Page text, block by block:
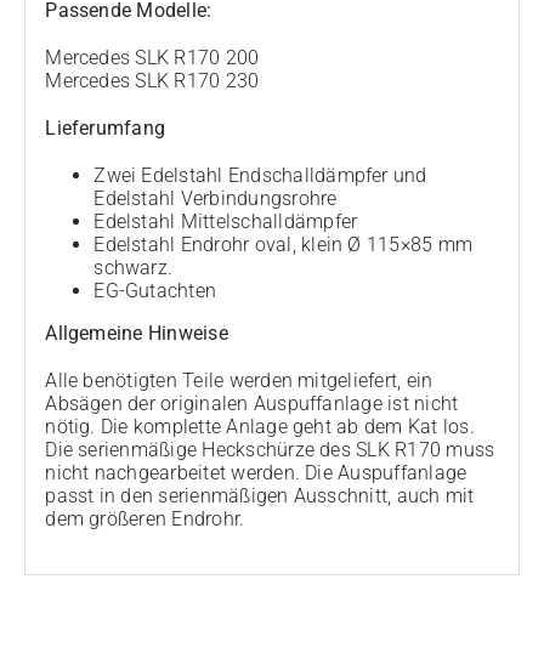
Passende Modelle:
Mercedes SLK R170 200
Mercedes SLK R170 230
Lieferumfang
Zwei Edelstahl Endschalldämpfer und
Edelstahl Verbindungsrohre
Edelstahl Mittelschalldämpfer
Edelstahl Endrohr oval, klein Ø 115×85 mm
schwarz.
EG-Gutachten
Allgemeine Hinweise
Alle benötigten Teile werden mitgeliefert, ein
Absägen der originalen Auspuffanlage ist nicht
nötig. Die komplette Anlage geht ab dem Kat los.
Die serienmäßige Heckschürze des SLK R170 muss
nicht nachgearbeitet werden. Die Auspuffanlage
passt in den serienmäßigen Ausschnitt, auch mit
dem größeren Endrohr.